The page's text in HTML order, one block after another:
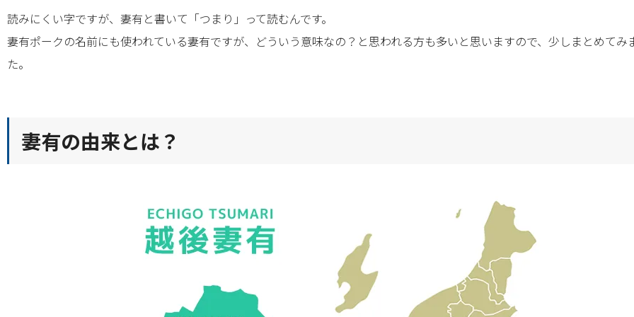
読みにくい字ですが、妻有と書いて「つまり」って読むんです。
妻有ポークの名前にも使われている妻有ですが、どういう意味なの？と思われる方も多いと思いますので、少しまとめてみ
た。
妻有の由来とは？